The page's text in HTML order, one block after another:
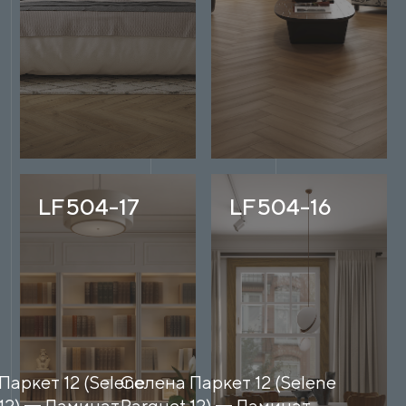
LF504-17
12 (Selene
LF504-16
Селена Паркет 12 (Selene